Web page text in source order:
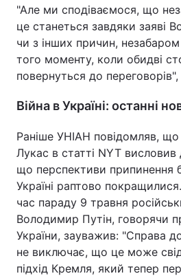
"Але ми сподіваємося, що
це станеться завдяки заяві
чи з інших причин,
того моменту, коли обидві
повернуться до
Війна в Україні: останні
Раніше УНІАН повідомляв,
Лукас в статті NYT висловив
що перспективи припинення
Україні раптово
час параду 9 травня
Володимир Путін, говорячи
України, зауважив: "Справа
не виключає, що це може
підхід Кремля, який тепер